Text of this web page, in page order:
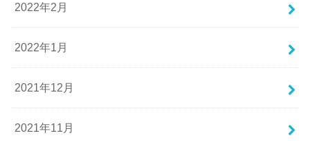
2022年2月
2022年1月
2021年12月
2021年11月